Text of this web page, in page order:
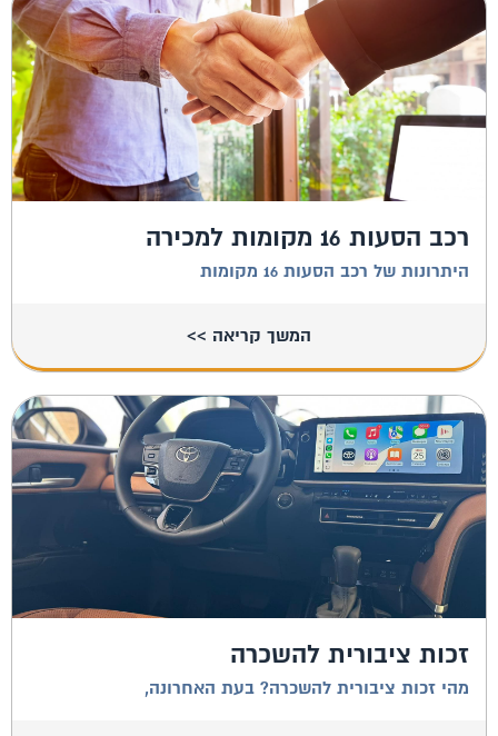
רכב הסעות 16 מקומות למכירה
היתרונות של רכב הסעות 16 מקומות
המשך קריאה >>
זכות ציבורית להשכרה
מהי זכות ציבורית להשכרה? בעת האחרונה,